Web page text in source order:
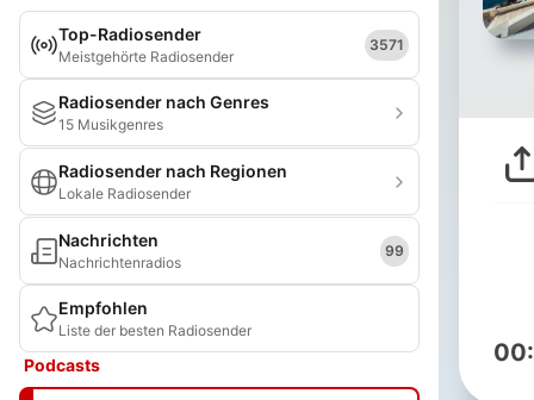
Top-Radiosender
Meistgehörte Radiosender
3571
Radiosender nach Genres
15 Musikgenres
Radiosender nach Regionen
Lokale Radiosender
Nachrichten
Nachrichtenradios
99
Empfohlen
Liste der besten Radiosender
Podcasts